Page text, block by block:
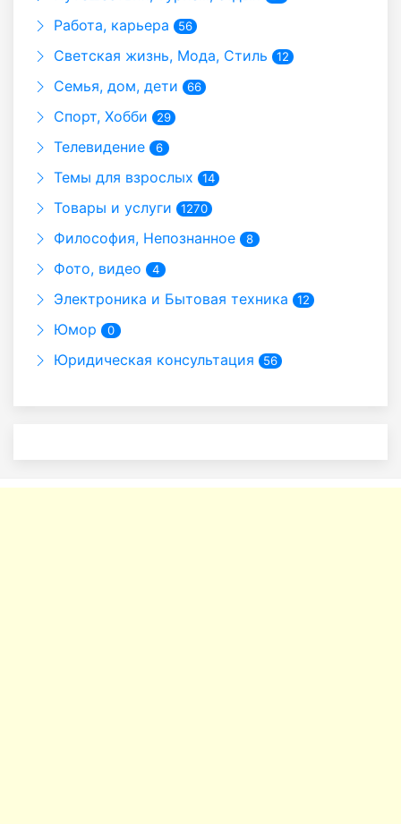
Работа, карьера 56
Светская жизнь, Мода, Стиль 12
Семья, дом, дети 66
Спорт, Хобби 29
Телевидение 6
Темы для взрослых 14
Товары и услуги 1270
Философия, Непознанное 8
Фото, видео 4
Электроника и Бытовая техника 12
Юмор 0
Юридическая консультация 56